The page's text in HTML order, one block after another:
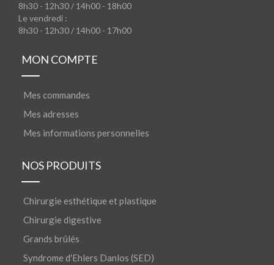
8h30 - 12h30 / 14h00 - 18h00
Le vendredi :
8h30 - 12h30 / 14h00 - 17h00
MON COMPTE
Mes commandes
Mes adresses
Mes informations personnelles
NOS PRODUITS
Chirurgie esthétique et plastique
Chirurgie digestive
Grands brûlés
Syndrome d'Ehlers Danlos (SED)